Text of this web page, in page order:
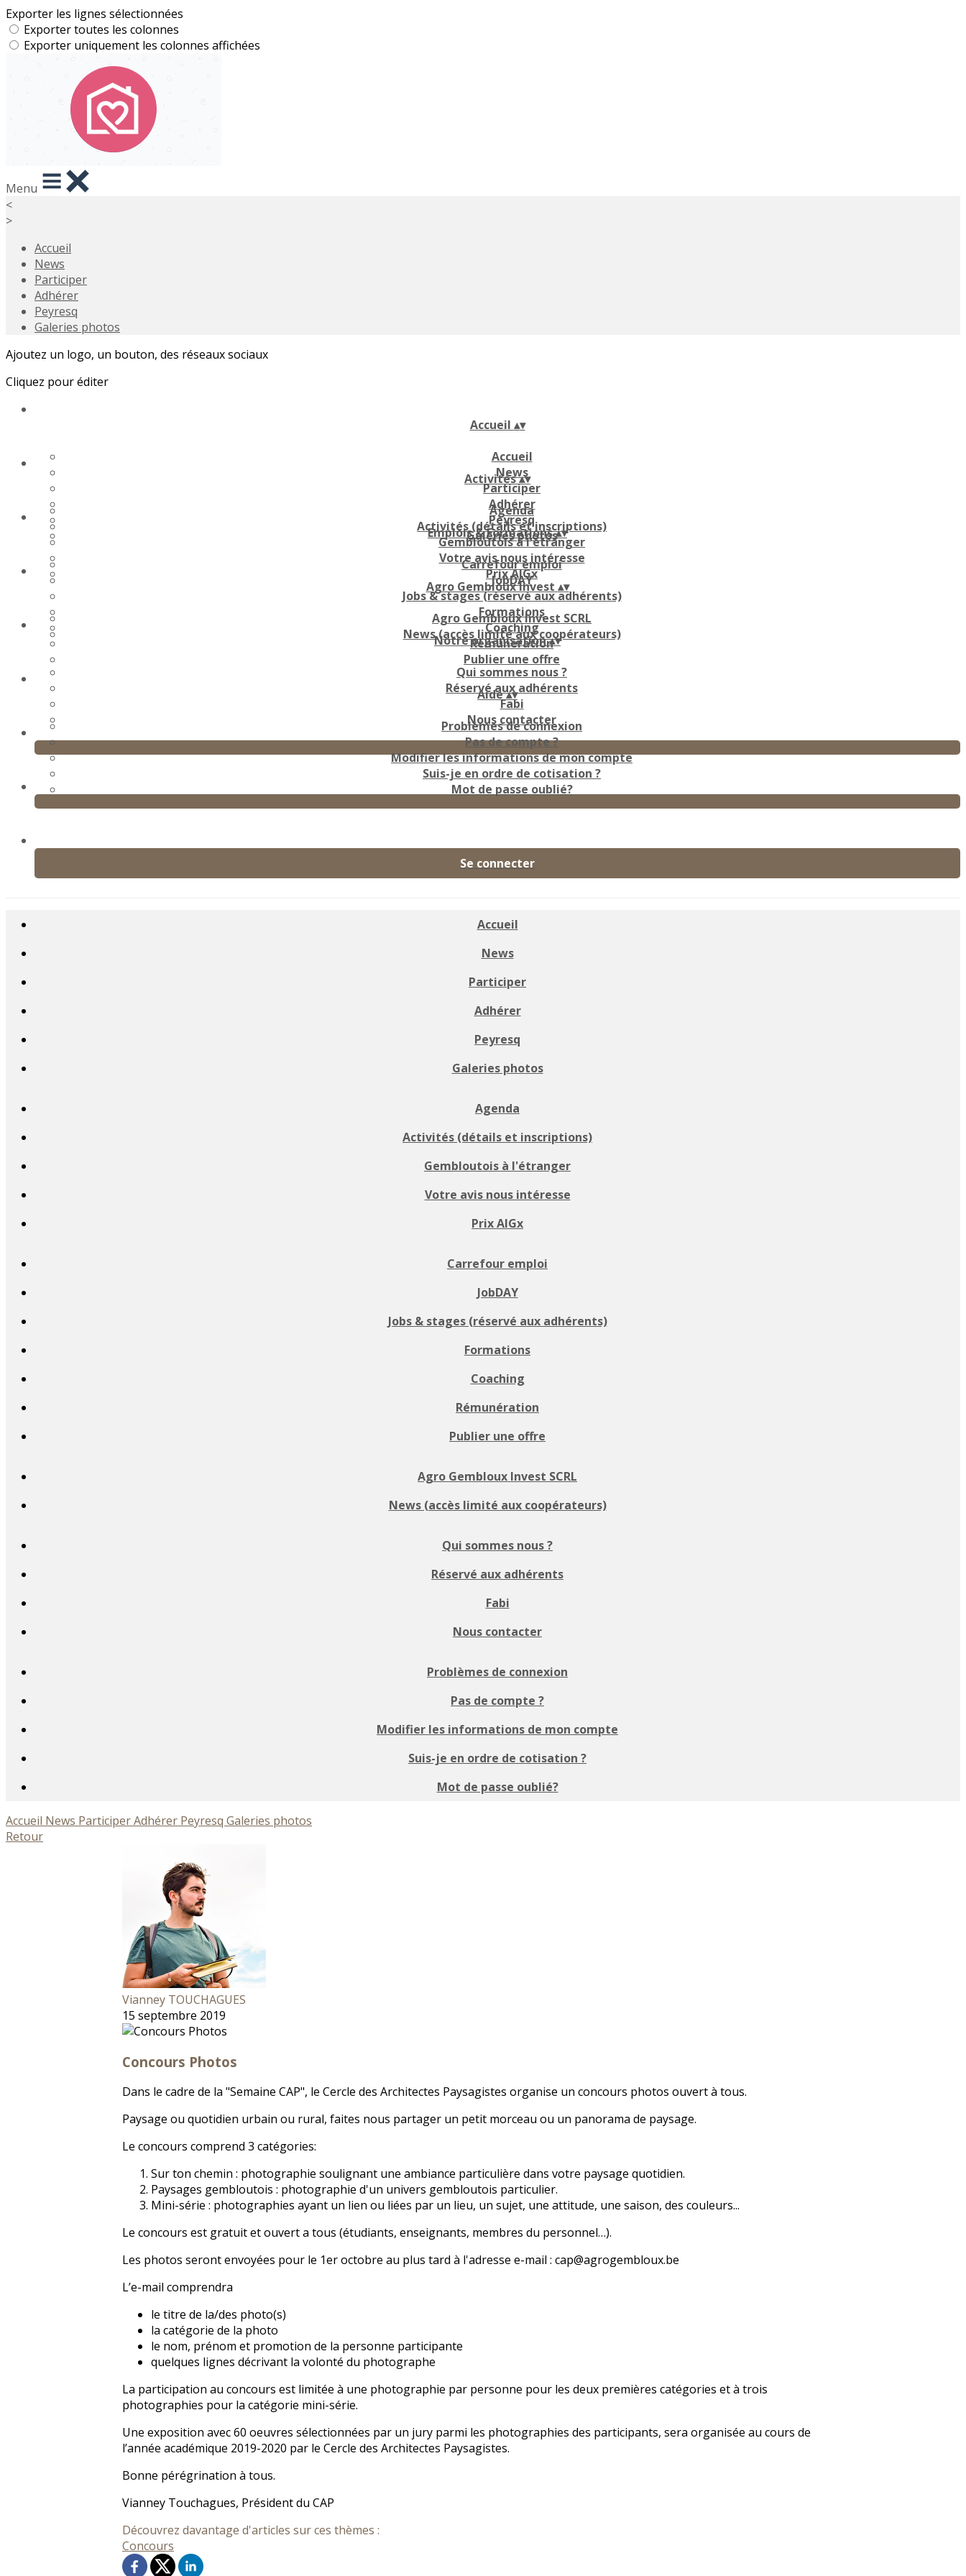
Exporter les lignes sélectionnées
Exporter toutes les colonnes
Exporter uniquement les colonnes affichées
Menu
<
>
Accueil
News
Participer
Adhérer
Peyresq
Galeries photos
Ajoutez un logo, un bouton, des réseaux sociaux
Cliquez pour éditer
Accueil ▴▾
Accueil
News
Participer
Adhérer
Peyresq
Galeries photos
Activités▴▾
Agenda
Activités (détails et inscriptions)
Gembloutois à l'étranger
Votre avis nous intéresse
Prix AIGx
Emplois & Formations▴▾
Carrefour emploi
JobDAY
Jobs & stages (réservé aux adhérents)
Formations
Coaching
Rémunération
Publier une offre
Agro Gembloux Invest ▴▾
Agro Gembloux Invest SCRL
News (accès limité aux coopérateurs)
Notre organisation▴▾
Qui sommes nous ?
Réservé aux adhérents
Fabi
Nous contacter
Aide▴▾
Problèmes de connexion
Pas de compte ?
Modifier les informations de mon compte
Suis-je en ordre de cotisation ?
Mot de passe oublié?
Se connecter
Accueil
News
Participer
Adhérer
Peyresq
Galeries photos
Agenda
Activités (détails et inscriptions)
Gembloutois à l'étranger
Votre avis nous intéresse
Prix AIGx
Carrefour emploi
JobDAY
Jobs & stages (réservé aux adhérents)
Formations
Coaching
Rémunération
Publier une offre
Agro Gembloux Invest SCRL
News (accès limité aux coopérateurs)
Qui sommes nous ?
Réservé aux adhérents
Fabi
Nous contacter
Problèmes de connexion
Pas de compte ?
Modifier les informations de mon compte
Suis-je en ordre de cotisation ?
Mot de passe oublié?
Accueil News ParticiperAdhérer Peyresq Galeries photos
Retour
Vianney TOUCHAGUES
15 septembre 2019
Concours Photos
Dans le cadre de la "Semaine CAP", le Cercle des Architectes Paysagistes organise un concours photos ouvert à tous.
Paysage ou quotidien urbain ou rural, faites nous partager un petit morceau ou un panorama de paysage.
Le concours comprend 3 catégories:
Sur ton chemin : photographie soulignant une ambiance particulière dans votre paysage quotidien.
Paysages gembloutois : photographie d'un univers gembloutois particulier.
Mini-série : photographies ayant un lien ou liées par un lieu, un sujet, une attitude, une saison, des couleurs...
Le concours est gratuit et ouvert a tous (étudiants, enseignants, membres du personnel…).
Les photos seront envoyées pour le 1er octobre au plus tard à l'adresse e-mail : cap@agrogembloux.be
L’e-mail comprendra
le titre de la/des photo(s)
la catégorie de la photo
le nom, prénom et promotion de la personne participante
quelques lignes décrivant la volonté du photographe
La participation au concours est limitée à une photographie par personne pour les deux premières catégories et à trois
photographies pour la catégorie mini-série.
Une exposition avec 60 oeuvres sélectionnées par un jury parmi les photographies des participants, sera organisée au cours de
l’année académique 2019-2020 par le Cercle des Architectes Paysagistes.
Bonne pérégrination à tous.
Vianney Touchagues, Président du CAP
Découvrez davantage d'articles sur ces thèmes :
Concours